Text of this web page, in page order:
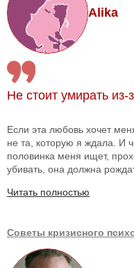
Alika
Не стоит умирать из-
Если эта любовь хочет
не та, которую я ждала. И
половинка меня ищет,
убивать, она должна
Читать полностью
Советы кризисного